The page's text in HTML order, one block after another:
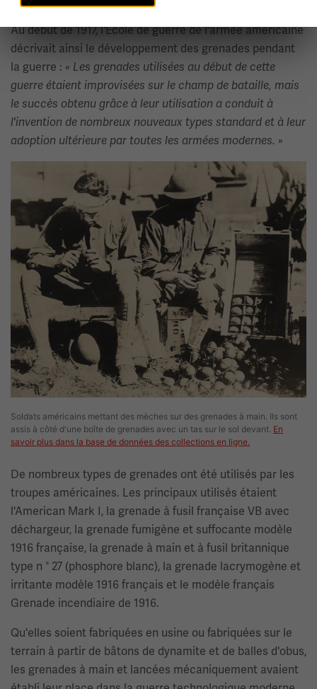
Au début de 1917, l'École de guerre de l'armée américaine
décrivait ainsi le développement des grenades pendant
la guerre : « Les grenades utilisées au début de cette
guerre étaient improvisées sur le champ de bataille, mais
le succès obtenu grâce à leur utilisation a conduit à
l'invention de nombreux nouveaux types standard et à leur
adoption ultérieure par toutes les armées modernes. »
Image(s)
Soldats américains mettant des mèches sur des grenades à main. Ils sont
assis à côté d'une boîte de grenades avec un tas sur le sol devant. En
savoir plus dans la base de données des collections en ligne.
De nombreux types de grenades ont été utilisés par les
troupes américaines. Les principaux utilisés étaient
l'American Mark I, la grenade à fusil française VB avec
déchargeur, la grenade fumigène et suffocante modèle
1916 française, la grenade à main et à fusil britannique
type n ° 27 (phosphore blanc), la grenade lacrymogène et
irritante modèle 1916 français et le modèle français
Grenade incendiaire de 1916.
Qu'elles soient fabriquées en usine ou fabriquées sur le
terrain à partir de bâtons de dynamite et de balles d'obus,
les grenades à main et lancées mécaniquement avaient